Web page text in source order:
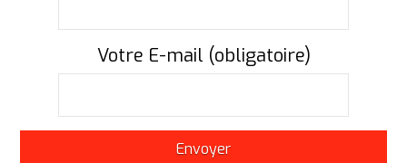
Votre E-mail (obligatoire)